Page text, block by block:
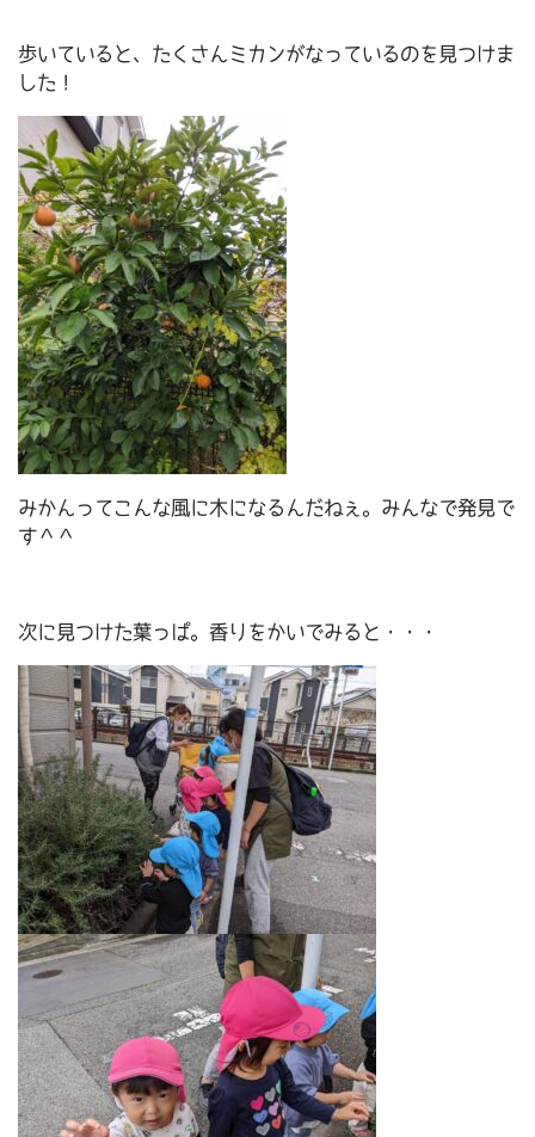
歩いていると、たくさんミカンがなっているのを見つけま
した！
みかんってこんな風に木になるんだねぇ。みんなで発見で
す＾＾
次に見つけた葉っぱ。香りをかいでみると・・・